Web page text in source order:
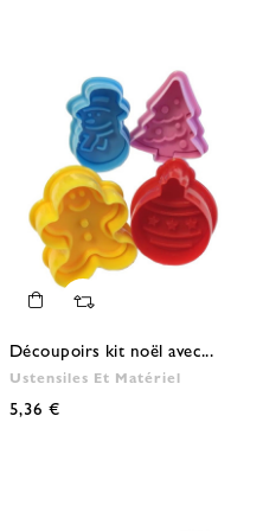
Découpoirs kit noël avec...
Ustensiles Et Matériel
5,36 €